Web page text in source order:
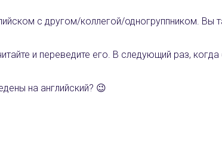
с другом/коллегой/одногруппником. Вы
и переведите его. В следующий раз,
на английский? 😉